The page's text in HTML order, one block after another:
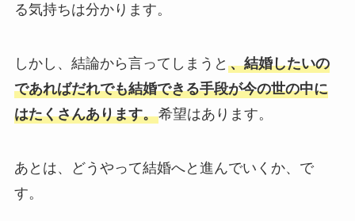
る気持ちは分かります。
しかし、結論から言ってしまうと 、結婚したいの
であればだれでも結婚できる手段が今の世の中に
はたくさんあります。希望はあります。
あとは、どうやって結婚へと進んでいくか、で
す。